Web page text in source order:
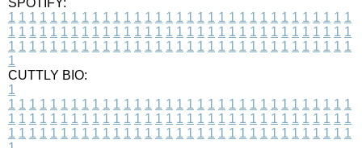
1 1 1 1 1 1 1 1 1 1 1 1 1 1 1 1 1 1 1 1 1 1 1 1 1 1 1 1 1 1 1 1 1
1 1 1 1 1 1 1 1 1 1 1 1 1 1 1 1 1 1 1 1 1 1 1 1 1 1 1 1 1 1 1 1 1
1 1 1 1 1 1 1 1 1 1 1 1 1 1 1 1 1 1 1 1 1 1 1 1 1 1 1 1 1 1 1 1 1
1
CUTTLY BIO:
1
1 1 1 1 1 1 1 1 1 1 1 1 1 1 1 1 1 1 1 1 1 1 1 1 1 1 1 1 1 1 1 1 1
1 1 1 1 1 1 1 1 1 1 1 1 1 1 1 1 1 1 1 1 1 1 1 1 1 1 1 1 1 1 1 1 1
1 1 1 1 1 1 1 1 1 1 1 1 1 1 1 1 1 1 1 1 1 1 1 1 1 1 1 1 1 1 1 1 1